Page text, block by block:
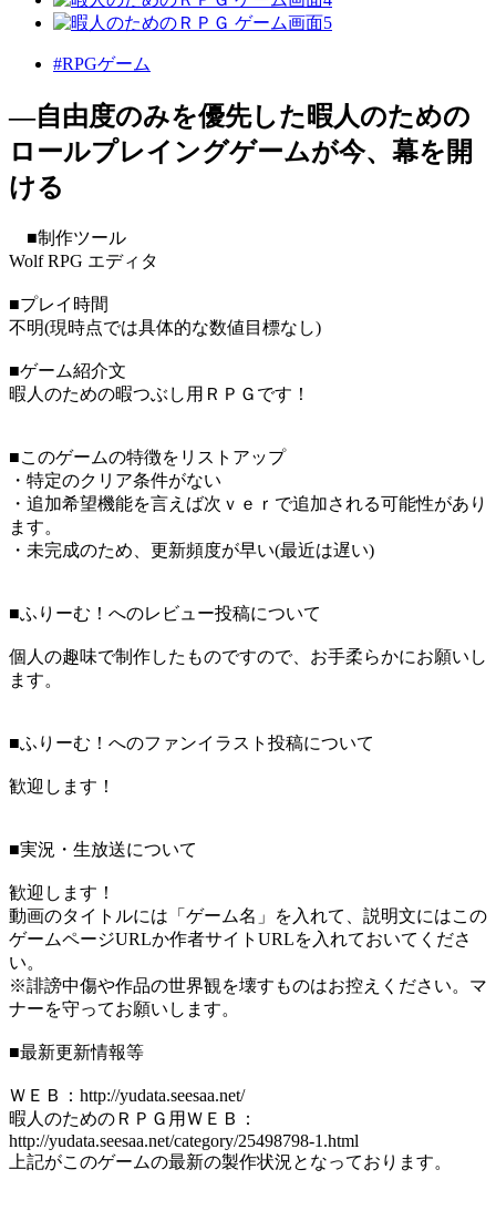
#RPGゲーム
―自由度のみを優先した暇人のための
ロールプレイングゲームが今、幕を開
ける
■制作ツール
Wolf RPG エディタ
■プレイ時間
不明(現時点では具体的な数値目標なし)
■ゲーム紹介文
暇人のための暇つぶし用ＲＰＧです！
■このゲームの特徴をリストアップ
・特定のクリア条件がない
・追加希望機能を言えば次ｖｅｒで追加される可能性があり
ます。
・未完成のため、更新頻度が早い(最近は遅い)
■ふりーむ！へのレビュー投稿について
個人の趣味で制作したものですので、お手柔らかにお願いし
ます。
■ふりーむ！へのファンイラスト投稿について
歓迎します！
■実況・生放送について
歓迎します！
動画のタイトルには「ゲーム名」を入れて、説明文にはこの
ゲームページURLか作者サイトURLを入れておいてくださ
い。
※誹謗中傷や作品の世界観を壊すものはお控えください。マ
ナーを守ってお願いします。
■最新更新情報等
ＷＥＢ：http://yudata.seesaa.net/
暇人のためのＲＰＧ用ＷＥＢ：
http://yudata.seesaa.net/category/25498798-1.html
上記がこのゲームの最新の製作状況となっております。